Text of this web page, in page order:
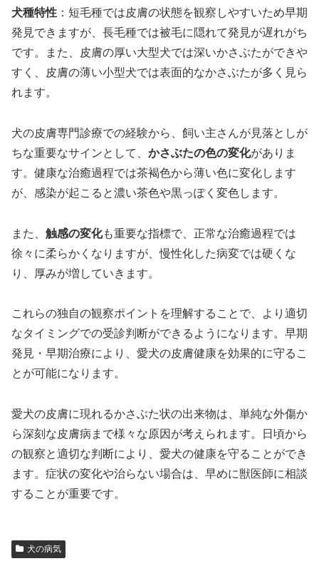
犬種特性 ：短毛種では皮膚の状態を観察しやすいため早期
発見できますが、長毛種では被毛に隠れて発見が遅れがち
です。また、皮膚の厚い大型犬では深いかさぶたができや
すく、皮膚の薄い小型犬では表面的なかさぶたが多く見ら
れます。
犬の皮膚専門診療での経験から、飼い主さんが見落としが
ちな重要なサインとして、 かさぶたの色の変化がありま
す。健康な治癒過程では茶褐色から薄い色に変化します
が、感染が起こると濃い茶色や黒っぽく変色します。
また、 触感の変化も重要な指標で、正常な治癒過程では
徐々に柔らかくなりますが、慢性化した病変では硬くな
り、厚みが増していきます。
これらの独自の観察ポイントを理解することで、より適切
なタイミングでの受診判断ができるようになります。早期
発見・早期治療により、愛犬の皮膚健康を効果的に守るこ
とが可能になります。
愛犬の皮膚に現れるかさぶた状の出来物は、単純な外傷か
ら深刻な皮膚病まで様々な原因が考えられます。日頃から
の観察と適切な判断により、愛犬の健康を守ることができ
ます。症状の変化や治らない場合は、早めに獣医師に相談
することが重要です。
犬の病気